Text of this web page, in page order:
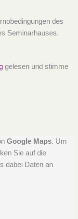
des
Seminarhauses.
gelesen und stimme
Google Maps. Um
Sie auf die
dabei Daten an